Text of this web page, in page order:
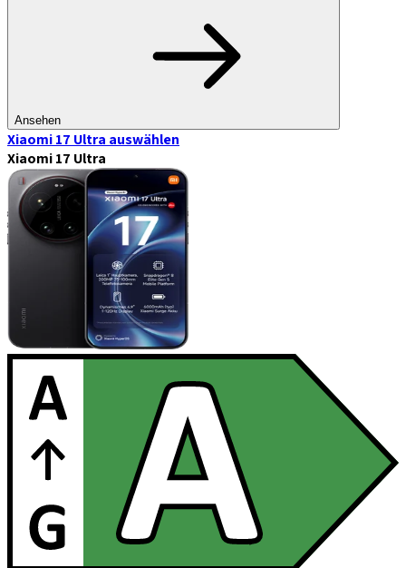
Ansehen
Xiaomi 17 Ultra auswählen
Xiaomi 17 Ultra